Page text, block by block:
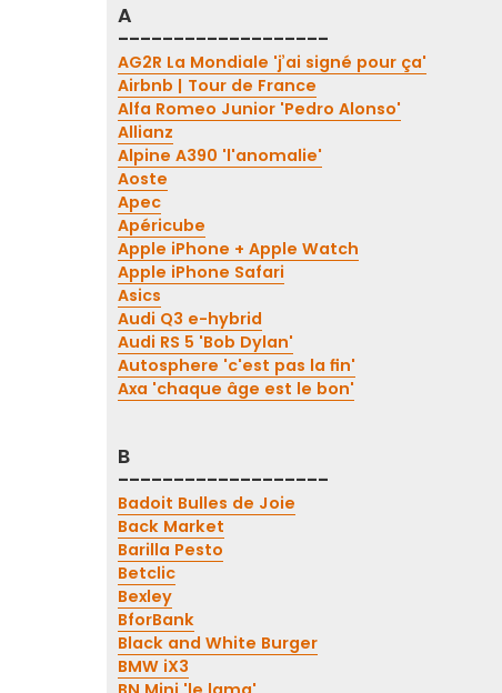
A
-------------------
AG2R La Mondiale 'j’ai signé pour ça'
Airbnb | Tour de France
Alfa Romeo Junior 'Pedro Alonso'
Allianz
Alpine A390 'l'anomalie'
Aoste
Apec
Apéricube
Apple iPhone + Apple Watch
Apple iPhone Safari
Asics
Audi Q3 e-hybrid
Audi RS 5 'Bob Dylan'
Autosphere 'c'est pas la fin'
Axa 'chaque âge est le bon'
B
-------------------
Badoit Bulles de Joie
Back Market
Barilla Pesto
Betclic
Bexley
BforBank
Black and White Burger
BMW iX3